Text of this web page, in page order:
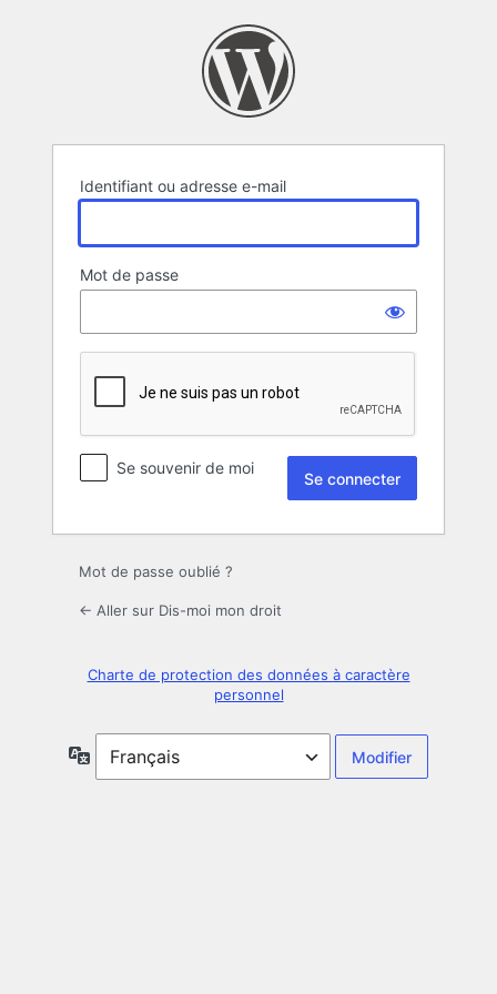
Identifiant ou adresse e-mail
Mot de passe
Se souvenir de moi
Mot de passe oublié ?
← Aller sur Dis-moi mon droit
Charte de protection des données à caractère
personnel
Langue